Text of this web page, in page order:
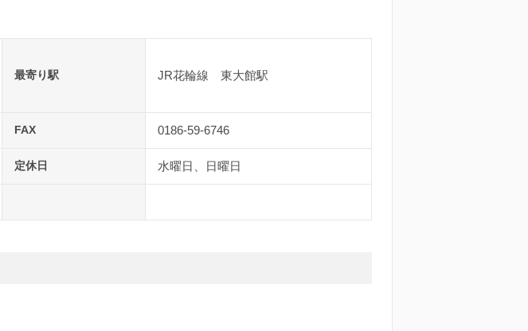
最寄り駅 JR花輪線 東大館駅
FAX 0186-59-6746
定休日 水曜日、日曜日